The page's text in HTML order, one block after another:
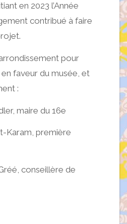
en 2023 l’Année
contribué à faire
pour
faveur du musée, et
:
maire du 16e
Karam, première
conseillère de